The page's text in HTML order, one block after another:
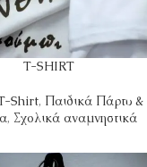
T-SHIRT
Shirt, Παιδικά Πάρτυ &
, Σχολικά αναμνηστικά